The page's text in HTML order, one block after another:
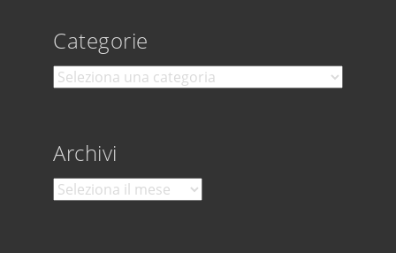
Categorie
Categorie
Archivi
Archivi